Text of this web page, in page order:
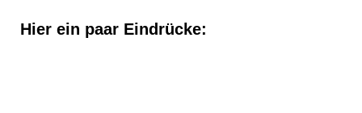
Hier ein paar Eindrücke: